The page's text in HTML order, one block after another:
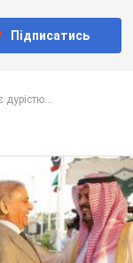
Підписатись